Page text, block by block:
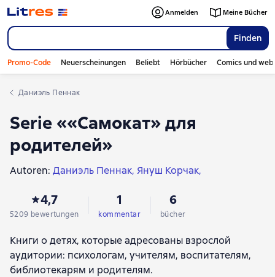
Finden
Anmelden Meine Bücher
Promo-Code Neuerscheinungen Beliebt Hörbücher Comics und
Даниэль Пеннак
Serie ««Самокат» для
родителей»
Autoren: Даниэль Пеннак Януш Корчак
Елена Макарова
Лена Никитина
Женя Кац
Эйдан Чамберс
Анастасия Изюмская
Эвелин Кроне
4,7
5209 bewertungen
1
kommentar
6
bücher
Книги о детях, которые адресованы взрослой
аудитории: психологам, учителям, воспитателям,
библиотекарям и родителям.